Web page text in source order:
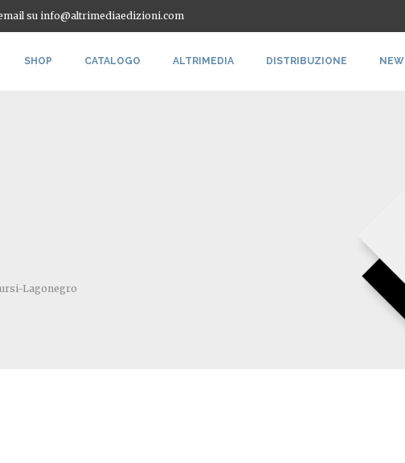
su info@altrimediaedizioni.com
SHOP CATALOGO ALTRIMEDIA DISTRIBUZIONE
Lagonegro